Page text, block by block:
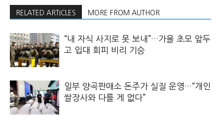
RELATED ARTICLES MORE FROM AUTHOR
“내 자식 사지로 못 보내”…가을 초모 앞두
고 입대 회피 비리 기승
일부 양곡판매소 돈주가 실질 운영…“개인
쌀장사와 다를 게 없다”